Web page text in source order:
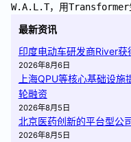
W.A.L.T，用Transformer
最新资讯
印度电动车研发商River获
2026年8月6日
上海QPU等核心基础设
轮融资
2026年8月5日
北京医药创新的平台型公
2026年8月5日